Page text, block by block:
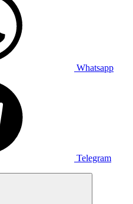
Whatsapp
Telegram